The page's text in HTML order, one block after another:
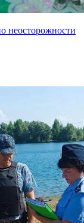
неосторожности